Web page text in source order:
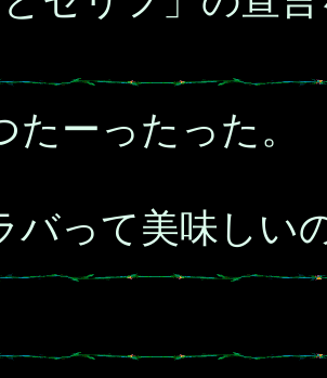
たーったった。
って美味しい